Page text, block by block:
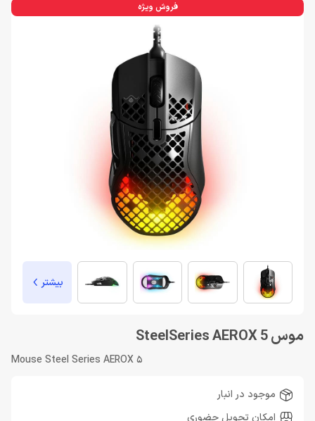
فروش ویژه
بیشتر
موس SteelSeries AEROX 5
Mouse Steel Series AEROX 5
موجود در انبار
امکان تحویل حضوری